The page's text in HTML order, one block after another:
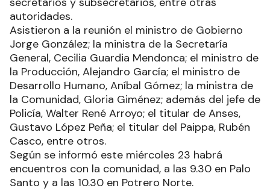
autoridades.
Asistieron a la reunión el ministro de Gobierno
Jorge González; la ministra de la Secretaría
General, Cecilia Guardia Mendonca; el ministro de
la Producción, Alejandro García; el ministro de
Desarrollo Humano, Aníbal Gómez; la ministra de
la Comunidad, Gloria Giménez; además del jefe de
Policía, Walter René Arroyo; el titular de Anses,
Gustavo López Peña; el titular del Paippa, Rubén
Casco, entre otros.
Según se informó este miércoles 23 habrá
encuentros con la comunidad, a las 9.30 en Palo
Santo y a las 10.30 en Potrero Norte.